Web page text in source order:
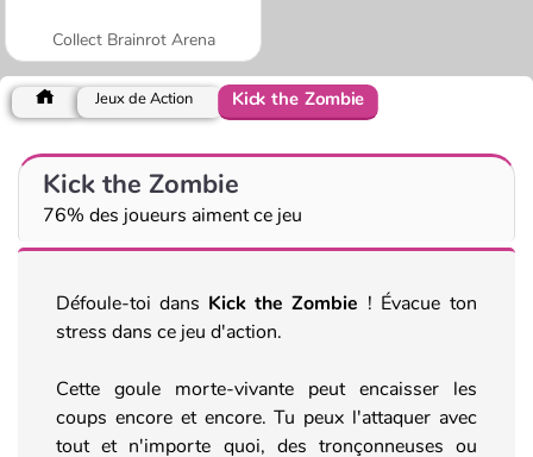
Collect Brainrot Arena
Jeux de Action Kick the Zombie
Kick the Zombie
76% des joueurs aiment ce jeu
Défoule-toi dans Kick the Zombie ! Évacue ton
stress dans ce jeu d'action.
Cette goule morte-vivante peut encaisser les
coups encore et encore. Tu peux l'attaquer avec
tout et n'importe quoi, des tronçonneuses ou